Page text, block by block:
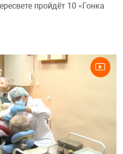
пройдёт 10 «Гонка